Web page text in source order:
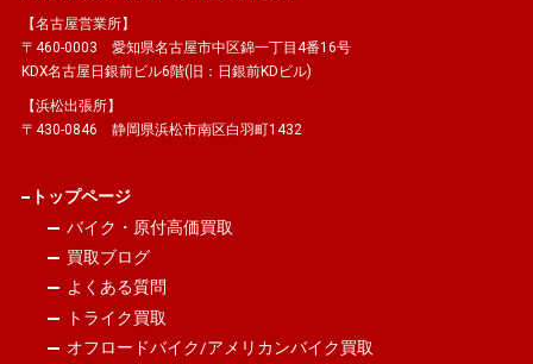
【名古屋営業所】
〒460-0003 愛知県名古屋市中区錦一丁目4番16号
KDX名古屋日銀前ビル6階(旧：日銀前KDビル)
【浜松出張所】
〒430-0846 静岡県浜松市南区白羽町1432
トップページ
バイク・原付高価買取
買取ブログ
よくある質問
トライク買取
オフロードバイク/アメリカンバイク買取